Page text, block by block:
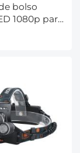
bolso
1080p para
portátil -
UE)